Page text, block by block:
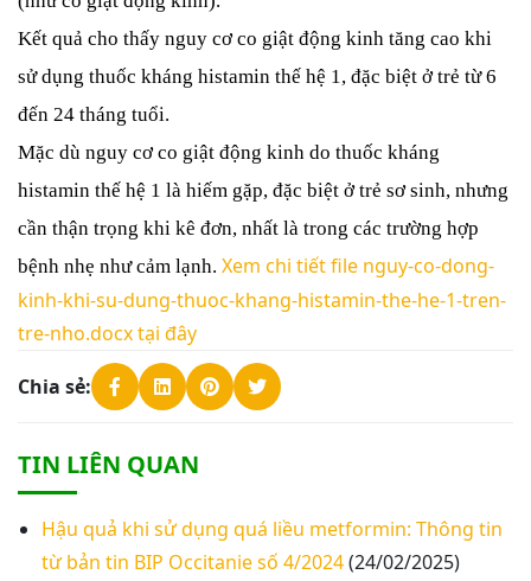
Kết quả cho thấy nguy cơ co giật động kinh tăng cao khi
sử dụng thuốc kháng histamin thế hệ 1, đặc biệt ở trẻ từ 6
đến 24 tháng tuổi.
Mặc dù nguy cơ co giật động kinh do thuốc kháng
histamin thế hệ 1 là hiếm gặp, đặc biệt ở trẻ sơ sinh, nhưng
cần thận trọng khi kê đơn, nhất là trong các trường hợp
bệnh nhẹ như cảm lạnh. Xem chi tiết file nguy-co-dong-
kinh-khi-su-dung-thuoc-khang-histamin-the-he-1-tren-
tre-nho.docx tại đây
Chia sẻ:
TIN LIÊN QUAN
Hậu quả khi sử dụng quá liều metformin: Thông tin
từ bản tin BIP Occitanie số 4/2024(24/02/2025)